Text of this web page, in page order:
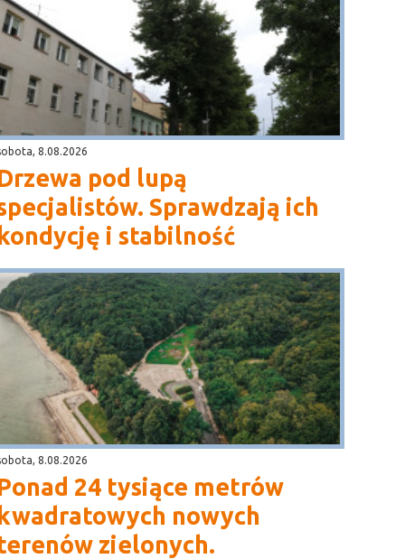
8.08.2026
pod lupą
Sprawdzają ich
kondycję i stabilność
8.08.2026
24 tysiące metrów
kwadratowych nowych
zielonych.